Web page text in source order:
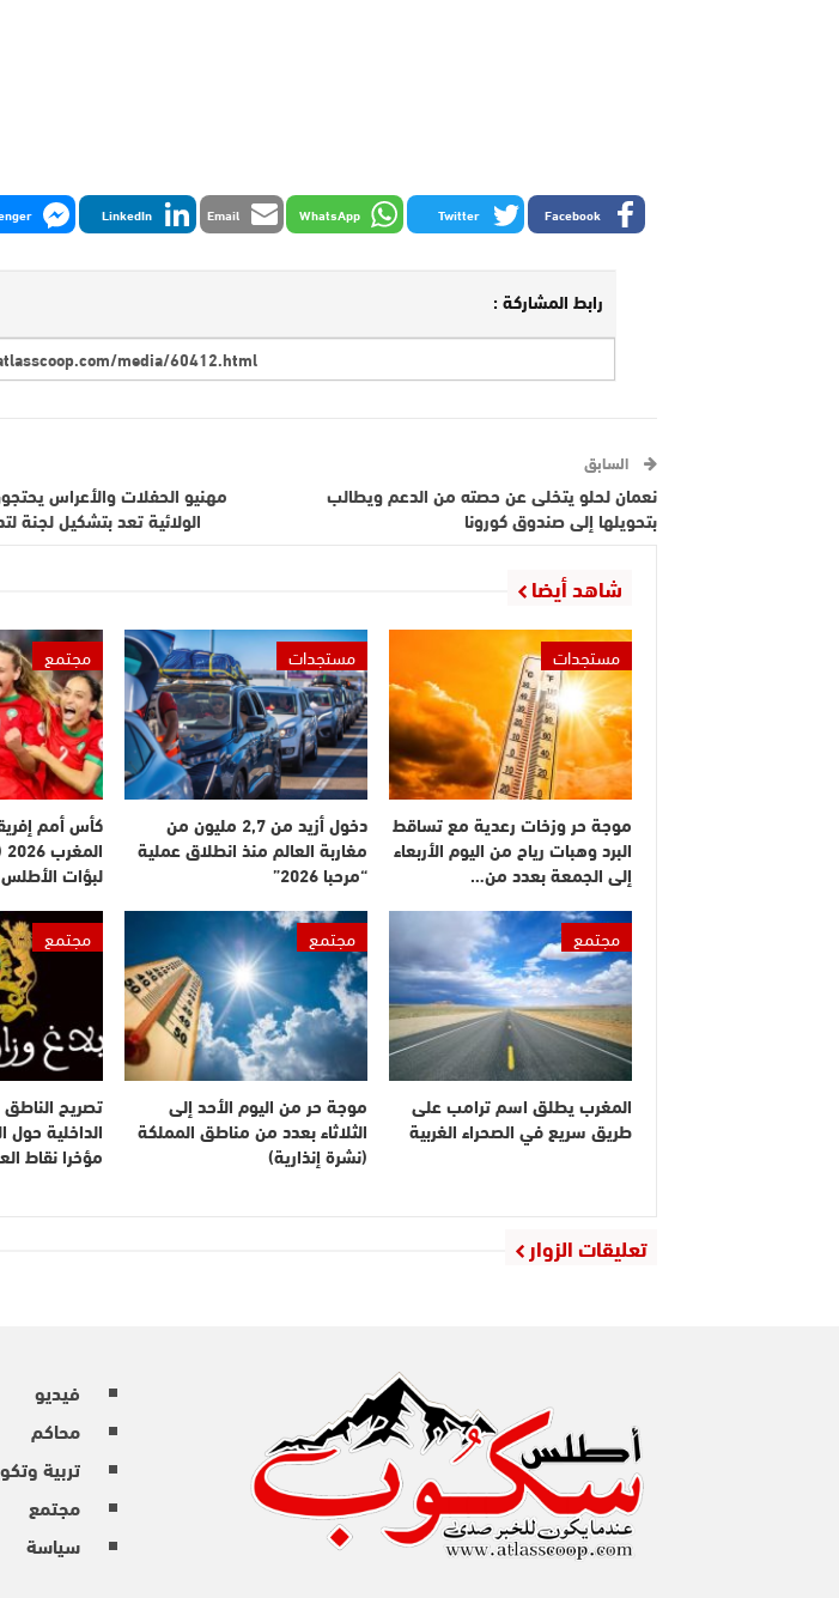
Facebook
Twitter
WhatsApp
Email
LinkedIn
رابط المشاركة :
السابق
نعمان لحلو يتخلى عن حصته من الدعم ويطالب
بتحويلها إلى صندوق كورونا
مهنيو الحفلات والأعراس
الولائية تعد بتشكيل لجنة
شاهد أيضا
مستجدات
موجة حر وزخات رعدية مع تساقط
البرد وهبات رياح من اليوم الأربعاء
إلى الجمعة بعدد من…
مستجدات
دخول أزيد من 2,7 مليون من
مغاربة العالم منذ انطلاق عملية
“مرحبا 2026”
مجتمع
كأس أمم
لبؤات
مجتمع
المغرب يطلق اسم ترامب على
طريق سريع في الصحراء الغربية
مجتمع
موجة حر من اليوم الأحد إلى
الثلاثاء بعدد من مناطق المملكة
(نشرة إنذارية)
مجتمع
تصريح
الداخلية حول
مؤخرا نقاط
تعليقات الزوار
فيديو
محاكم
تربية
مجتمع
سياسة